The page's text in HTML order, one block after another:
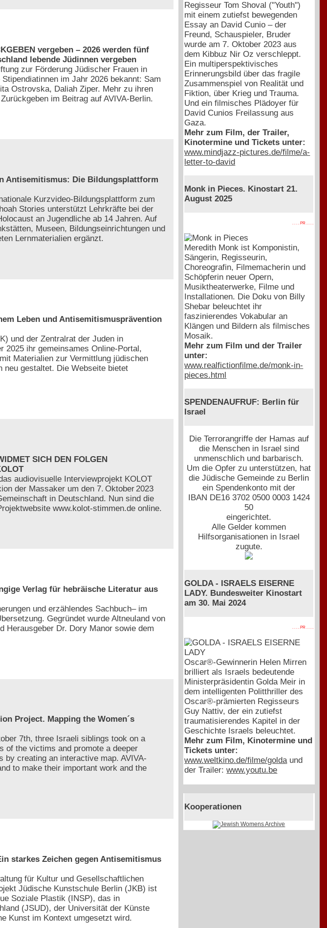
vergeben – 2026 werden fünf
lebende Jüdinnen vergeben
zur Förderung Jüdischer Frauen in
im Jahr 2026 bekannt: Sam
Ostrovska, Daliah Ziper. Mehr zu ihren
im Beitrag auf AVIVA-Berlin.
Antisemitismus: Die Bildungsplattform
Kurzvideo-Bildungsplattform zum
Stories unterstützt Lehrkräfte bei der
an Jugendliche ab 14 Jahren. Auf
Museen, Bildungseinrichtungen und
Lernmaterialien ergänzt.
Leben und Antisemitismusprävention
und der Zentralrat der Juden in
2025 ihr gemeinsames Online-Portal,
Materialien zur Vermittlung jüdischen
neu gestaltet. Die Webseite bietet
SICH DEN FOLGEN
audiovisuelle Interviewprojekt KOLOT
der Massaker um den 7. Oktober 2023
in Deutschland. Nun sind die
www.kolot-stimmen.de online.
Verlag für hebräische Literatur aus
und erzählendes Sachbuch– im
Gegründet wurde Altneuland von
Herausgeber Dr. Dory Manor sowie dem
Project. Mapping the Women´s
7th, three Israeli siblings took on a
of the victims and promote a deeper
by creating an interactive map. AVIVA-
to make their important work and the
starkes Zeichen gegen Antisemitismus
für Kultur und Gesellschaftlichen
Jüdische Kunstschule Berlin (JKB) ist
Soziale Plastik (INSP), das in
(JSUD), der Universität der Künste
Kunst im Kontext umgesetzt wird.
Regisseur Tom Shoval ("Youth")
mit einem zutiefst bewegenden
Essay an David Cunio – der
Freund, Schauspieler, Bruder
wurde am 7. Oktober 2023 aus
dem Kibbuz Nir Oz verschleppt.
Ein multiperspektivisches
Erinnerungsbild über das fragile
Zusammenspiel von Realität und
Fiktion, über Krieg und Trauma.
Und ein filmisches Plädoyer für
David Cunios Freilassung aus
Gaza.
Mehr zum Film, der Trailer,
Kinotermine und Tickets unter:
www.mindjazz-pictures.de/filme/a-
letter-to-david
Monk in Pieces. Kinostart 21.
August 2025
. . . . PR . . . .
Meredith Monk ist Komponistin,
Sängerin, Regisseurin,
Choreografin, Filmemacherin und
Schöpferin neuer Opern,
Musiktheaterwerke, Filme und
Installationen. Die Doku von Billy
Shebar beleuchtet ihr
faszinierendes Vokabular an
Klängen und Bildern als filmisches
Mosaik.
Mehr zum Film und der Trailer
unter:
www.realfictionfilme.de/monk-in-
pieces.html
SPENDENAUFRUF: Berlin für
Israel
Die Terrorangriffe der Hamas auf
die Menschen in Israel sind
unmenschlich und barbarisch.
Um die Opfer zu unterstützen, hat
die Jüdische Gemeinde zu Berlin
ein Spendenkonto mit der
IBAN DE16 3702 0500 0003 1424
50
eingerichtet.
Alle Gelder kommen
Hilfsorganisationen in Israel
zugute.
GOLDA - ISRAELS EISERNE
LADY. Bundesweiter Kinostart
am 30. Mai 2024
. . . . PR . . . .
Oscar®-Gewinnerin Helen Mirren
brilliert als Israels bedeutende
Ministerpräsidentin Golda Meir in
dem intelligenten Politthriller des
Oscar®-prämierten Regisseurs
Guy Nattiv, der ein zutiefst
traumatisierendes Kapitel in der
Geschichte Israels beleuchtet.
Mehr zum Film, Kinotermine und
Tickets unter:
www.weltkino.de/filme/golda und
der Trailer:www.youtu.be
Kooperationen